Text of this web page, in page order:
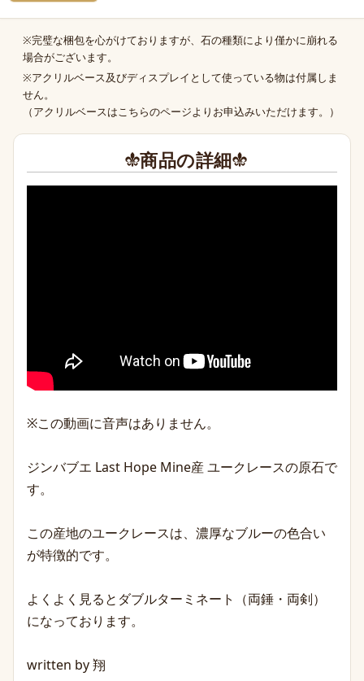
商品の補足
※完璧な梱包を心がけておりますが、石の種類により僅かに崩れる
場合がございます。
※アクリルベース及びディスプレイとして使っている物は付属しま
せん。
（アクリルベースはこちらのページより お申込みいただけます。）
商品の詳細
※この動画に音声はありません。
ジンバブエ Last Hope Mine産 ユークレースの原石で
す。
この産地のユークレースは、濃厚なブルーの色合い
が特徴的です。
よくよく見るとダブルターミネート（両錘・両剣）
になっております。
written by 翔